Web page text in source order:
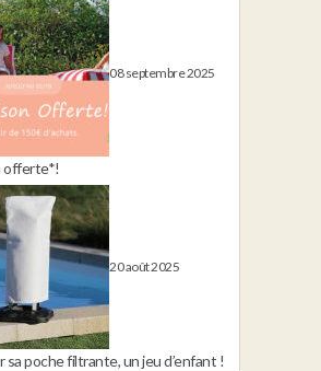
08 septembre 2025
offerte*!
20 août 2025
poche filtrante, un jeu d’enfant !